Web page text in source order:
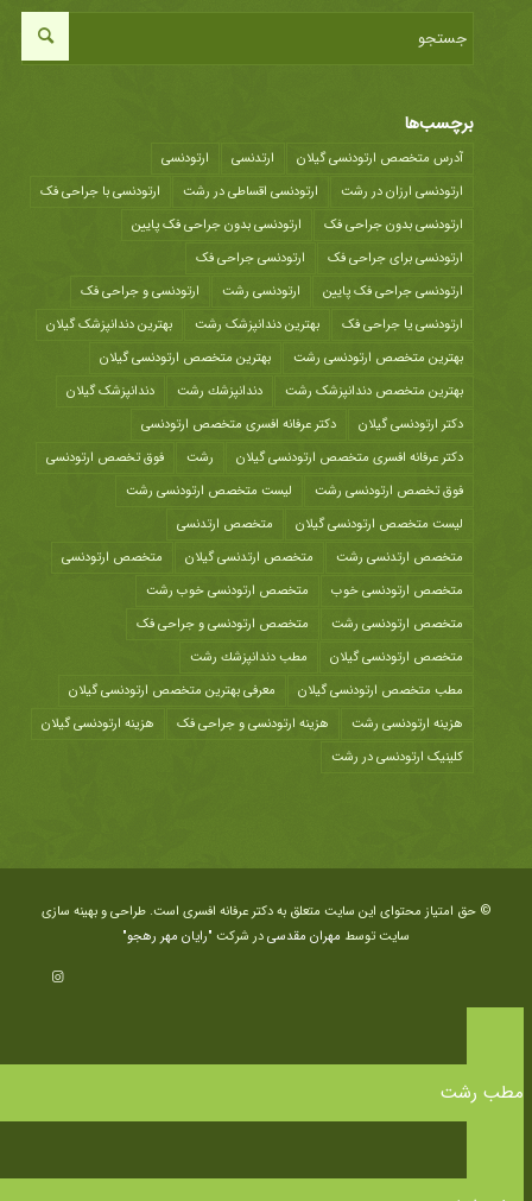
برچسب‌ها
آدرس متخصص ارتودنسی گیلان ارتدنسی
ارتودنسی
ارتودنسی ارزان در رشت
ارتودنسی اقساطی در رشت
ارتودنسی با جراحی فک
ارتودنسی بدون جراحی فک
ارتودنسی بدون جراحی فک پایین
ارتودنسی برای جراحی فک
ارتودنسی جراحی فک
ارتودنسی جراحی فک پایین
ارتودنسی رشت
ارتودنسی و جراحی فک
ارتودنسی یا جراحی فک
بهترین دندانپزشک رشت
بهترین دندانپزشک گیلان
بهترین متخصص ارتودنسی رشت
بهترین متخصص ارتودنسی گیلان
بهترین متخصص دندانپزشک رشت
دندانپزشك رشت
دندانپزشک گیلان
دکتر ارتودنسی گیلان
دکتر عرفانه افسری متخصص ارتودنسی
دکتر عرفانه افسری متخصص ارتودنسی گیلان
رشت
فوق تخصص ارتودنسی
فوق تخصص ارتودنسی رشت
لیست متخصص ارتودنسی رشت
لیست متخصص ارتودنسی گیلان
متخصص ارتدنسی
متخصص ارتدنسی رشت
متخصص ارتدنسی گیلان
متخصص ارتودنسی
متخصص ارتودنسی خوب
متخصص ارتودنسی خوب رشت
متخصص ارتودنسی رشت
متخصص ارتودنسی و جراحی فک
متخصص ارتودنسی گیلان
مطب دندانپزشك رشت
مطب متخصص ارتودنسی گیلان
معرفی بهترین متخصص ارتودنسی گیلان
هزينه ارتودنسی رشت
هزینه ارتودنسی و جراحی فک
هزینه ارتودنسی گیلان
کلینیک ارتودنسی در رشت
© حق امتیاز محتوای این سایت متعلق به دکتر عرفانه افسری است. طراحی و بهینه سازی
سایت توسط مهران مقدسیدر شرکت "رایان مهر رهجو"
مطب رشت